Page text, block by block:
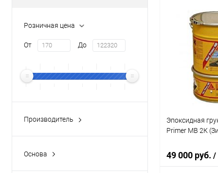
Розничная цена
От До
Производитель
Основа
паркета
В
Купить в 1
В избранное
Эпоксидная
Primer MB 2К
49 000 руб. /